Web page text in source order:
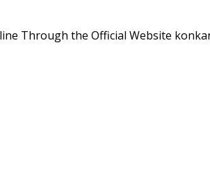
Through the Official Website